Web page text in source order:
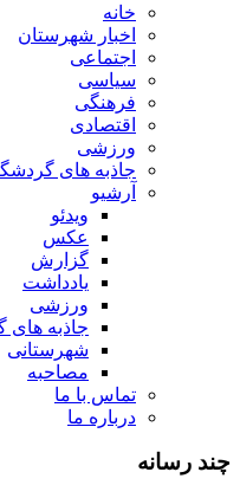
خانه
اخبار شهرستان
اجتماعی
سیاسی
فرهنگی
اقتصادی
ورزشی
جاذبه های
آرشیو
ویدئو
عکس
گزارش
یادداشت
ورزشی
جاذبه
شهرستانی
مصاحبه
تماس با ما
درباره ما
چند رسانه